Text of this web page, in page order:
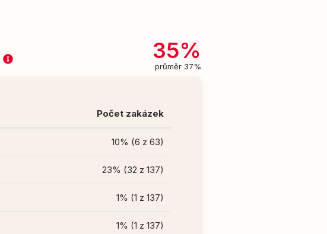
35%
průměr 37%
Počet zakázek
10% (6 z 63)
23% (32 z 137)
1% (1 z 137)
1% (1 z 137)